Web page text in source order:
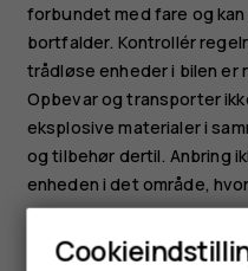
forbundet med fare og
bortfalder. Kontrollér
trådløse enheder i bilen
Opbevar og transporter
eksplosive materialer i
og tilbehør dertil. Anbring
enheden i det område,